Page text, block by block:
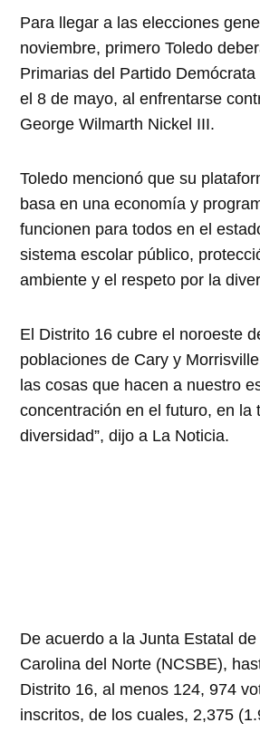
Para llegar a las elecciones
noviembre, primero Toledo
Primarias del Partido
el 8 de mayo, al enfrentarse
George Wilmarth Nickel III.
Toledo mencionó que su
basa en una economía y
funcionen para todos en el
sistema escolar público,
ambiente y el respeto por la
El Distrito 16 cubre el noroeste
poblaciones de Cary y
las cosas que hacen a nuestro
concentración en el futuro, en la
diversidad”, dijo a La Noticia.
De acuerdo a la Junta Estatal
Carolina del Norte (NCSBE),
Distrito 16, al menos 124, 974
inscritos, de los cuales, 2,375